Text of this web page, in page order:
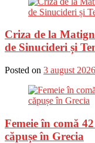
Criza de la
de Sinucideri și
Posted on 3 august 2026
Femeie în comă
căpușe în Grecia